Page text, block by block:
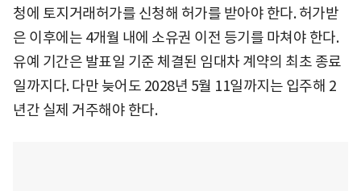
청에 토지거래허가를 신청해 허가를 받아야 한다. 허가받
은 이후에는 4개월 내에 소유권 이전 등기를 마쳐야 한다.
유예 기간은 발표일 기준 체결된 임대차 계약의 최초 종료
일까지다. 다만 늦어도 2028년 5월 11일까지는 입주해 2
년간 실제 거주해야 한다.